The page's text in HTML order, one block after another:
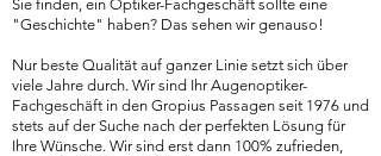
Sie finden, ein Optiker-Fachgeschäft sollte eine
"Geschichte" haben? Das sehen wir genauso!
Nur beste Qualität auf ganzer Linie setzt sich über
viele Jahre durch. Wir sind Ihr Augenoptiker-
Fachgeschäft in den Gropius Passagen seit 1976 und
stets auf der Suche nach der perfekten Lösung für
Ihre Wünsche. Wir sind erst dann 100% zufrieden,